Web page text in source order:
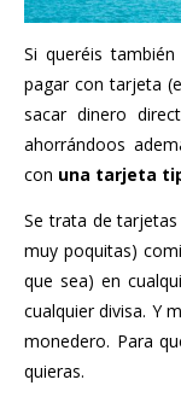
Si queréis
pagar con tarjeta
sacar dinero
ahorrándoos
con una tarjeta
Se trata de
muy poquitas)
que sea) en
cualquier divisa. Y
monedero. Para
quieras.